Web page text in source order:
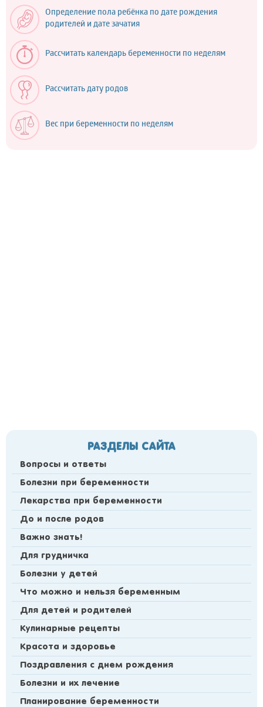
Определение пола ребёнка по дате рождения
родителей и дате зачатия
Рассчитать календарь беременности по неделям
Рассчитать дату родов
Вес при беременности по неделям
РАЗДЕЛЫ САЙТА
Вопросы и ответы
Болезни при беременности
Лекарства при беременности
До и после родов
Важно знать!
Для грудничка
Болезни у детей
Что можно и нельзя беременным
Для детей и родителей
Кулинарные рецепты
Красота и здоровье
Поздравления с днем рождения
Болезни и их лечение
Планирование беременности